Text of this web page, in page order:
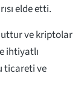
elde etti.
ve kriptolar
ihtiyatlı
ticareti ve